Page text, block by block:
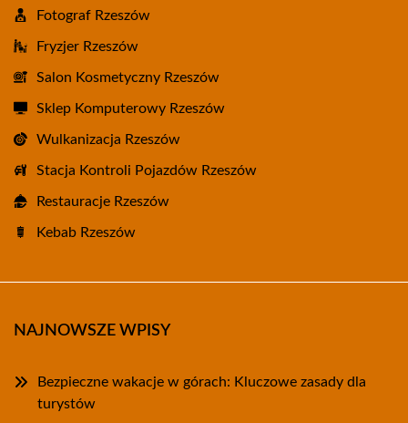
Fotograf Rzeszów
Fryzjer Rzeszów
Salon Kosmetyczny Rzeszów
Sklep Komputerowy Rzeszów
Wulkanizacja Rzeszów
Stacja Kontroli Pojazdów Rzeszów
Restauracje Rzeszów
Kebab Rzeszów
NAJNOWSZE WPISY
Bezpieczne wakacje w górach: Kluczowe zasady dla
turystów